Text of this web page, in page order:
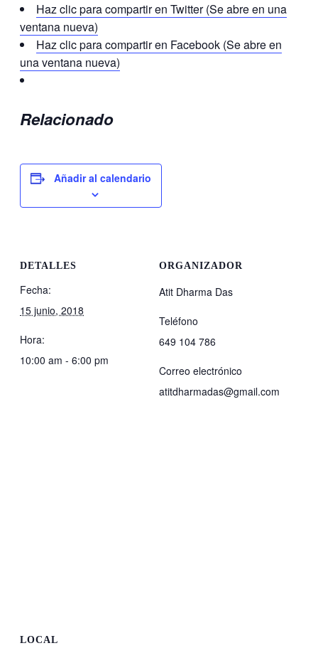
Haz clic para compartir en Twitter (Se abre en una
ventana nueva)
Haz clic para compartir en Facebook (Se abre en
una ventana nueva)
Relacionado
Añadir al calendario
DETALLES
Fecha:
15 junio, 2018
Hora:
10:00 am - 6:00 pm
ORGANIZADOR
Atit Dharma Das
Teléfono
649 104 786
Correo electrónico
atitdharmadas@gmail.com
LOCAL